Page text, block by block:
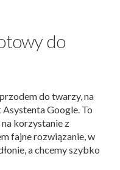
do
do twarzy, na
Google. To
korzystanie z
fajne rozwiązanie, w
a chcemy szybko